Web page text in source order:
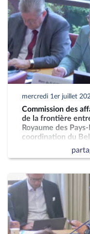
mercredi 1er juillet
Commission des
de la frontière
Royaume des
coordination du